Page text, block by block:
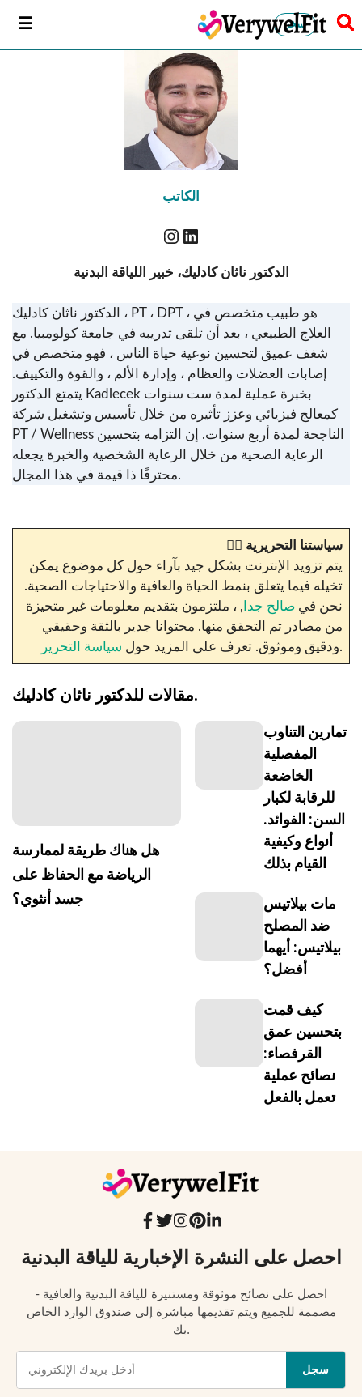
سخر
الكاتب
الدكتور ناثان كادليك، خبير اللياقة البدنية
الدكتور ناثان كادليك ، PT ، DPT ، هو طبيب متخصص في
العلاج الطبيعي ، بعد أن تلقى تدريبه في جامعة كولومبيا. مع
شغف عميق لتحسين نوعية حياة الناس ، فهو متخصص في
إصابات العضلات والعظام ، وإدارة الألم ، والقوة والتكييف.
يتمتع الدكتور Kadlecek بخبرة عملية لمدة ست سنوات
كمعالج فيزيائي وعزز تأثيره من خلال تأسيس وتشغيل شركة
PT / Wellness الناجحة لمدة أربع سنوات. إن التزامه بتحسين
الرعاية الصحية من خلال الرعاية الشخصية والخبرة يجعله
محترفًا ذا قيمة في هذا المجال.
✍🏼 سياستنا التحريرية
يتم تزويد الإنترنت بشكل جيد بآراء حول كل موضوع يمكن
تخيله فيما يتعلق بنمط الحياة والعافية والاحتياجات الصحية.
نحن فيصالح جدا , ، ملتزمون بتقديم معلومات غير متحيزة
من مصادر تم التحقق منها. محتوانا جدير بالثقة وحقيقي
ودقيق وموثوق. تعرف على المزيد حول سياسة التحرير .
مقالات للدكتور ناثان كادليك.
هل هناك طريقة لممارسة
الرياضة مع الحفاظ على
جسد أنثوي؟
تمارين التناوب
المفصلية
الخاضعة
للرقابة لكبار
السن: الفوائد.
أنواع وكيفية
القيام بذلك
مات بيلاتيس
ضد المصلح
بيلاتيس: أيهما
أفضل؟
كيف قمت
بتحسين عمق
القرفصاء:
نصائح عملية
تعمل بالفعل
احصل على النشرة الإخبارية للياقة البدنية
احصل على نصائح موثوقة ومستنيرة للياقة البدنية والعافية -
مصممة للجميع ويتم تقديمها مباشرة إلى صندوق الوارد الخاص
بك.
سجل